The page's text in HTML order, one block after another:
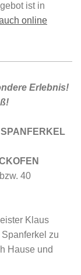
ist in
online
Erlebnis!
40
Klaus
Spanferkel zu
Hause und